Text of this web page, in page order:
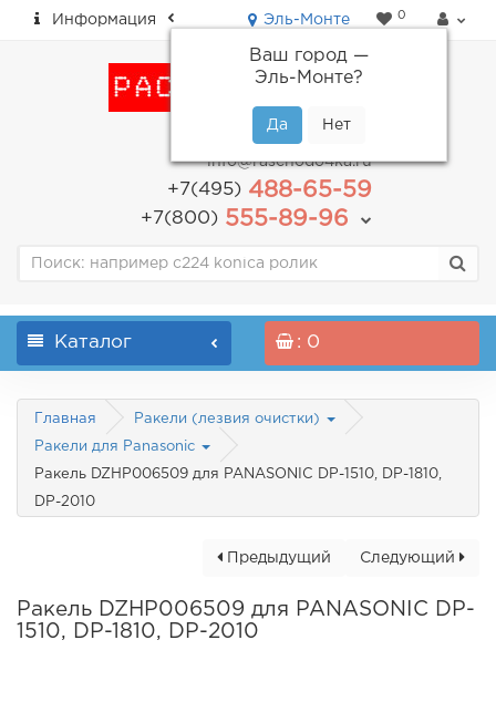
Информация Эль-Монте
Ваш город —
Эль-Монте?
0
пн-пт: с 9.00 до 18.00
info@raschodo4ka.ru
+7(495)488-65-59
+7(800)555-89-96
Каталог : 0
Главная Ракели (лезвия очистки)
Ракели для Panasonic
Ракель DZHP006509 для PANASONIC DP-1510, DP-1810,
DP-2010
Следующий
Предыдущий
Ракель DZHP006509 для PANASONIC DP-
1510, DP-1810, DP-2010